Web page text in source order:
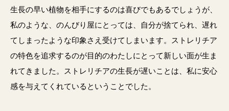
生長の早い植物を相手にするのは喜びでもあるでしょうが、
私のような、のんびり屋にとっては、自分が捨てられ、遅れ
てしまったような印象さえ受けてしまいます。ストレリチア
の特色を追求するのが目的のわたしにとって新しい面が生ま
れてきました。ストレリチアの生長が遅いことは、私に安心
感を与えてくれているということでした。